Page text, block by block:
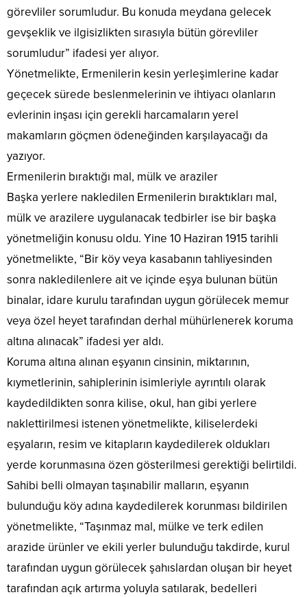
görevliler sorumludur. Bu konuda meydana gelecek
gevşeklik ve ilgisizlikten sırasıyla bütün görevliler
sorumludur” ifadesi yer alıyor.
Yönetmelikte, Ermenilerin kesin yerleşimlerine kadar
geçecek sürede beslenmelerinin ve ihtiyacı olanların
evlerinin inşası için gerekli harcamaların yerel
makamların göçmen ödeneğinden karşılayacağı da
yazıyor.
Ermenilerin bıraktığı mal, mülk ve araziler
Başka yerlere nakledilen Ermenilerin bıraktıkları mal,
mülk ve arazilere uygulanacak tedbirler ise bir başka
yönetmeliğin konusu oldu. Yine 10 Haziran 1915 tarihli
yönetmelikte, “Bir köy veya kasabanın tahliyesinden
sonra nakledilenlere ait ve içinde eşya bulunan bütün
binalar, idare kurulu tarafından uygun görülecek memur
veya özel heyet tarafından derhal mühürlenerek koruma
altına alınacak” ifadesi yer aldı.
Koruma altına alınan eşyanın cinsinin, miktarının,
kıymetlerinin, sahiplerinin isimleriyle ayrıntılı olarak
kaydedildikten sonra kilise, okul, han gibi yerlere
naklettirilmesi istenen yönetmelikte, kiliselerdeki
eşyaların, resim ve kitapların kaydedilerek oldukları
yerde korunmasına özen gösterilmesi gerektiği belirtildi.
Sahibi belli olmayan taşınabilir malların, eşyanın
bulunduğu köy adına kaydedilerek korunması bildirilen
yönetmelikte, “Taşınmaz mal, mülke ve terk edilen
arazide ürünler ve ekili yerler bulunduğu takdirde, kurul
tarafından uygun görülecek şahıslardan oluşan bir heyet
tarafından açık artırma yoluyla satılarak, bedelleri